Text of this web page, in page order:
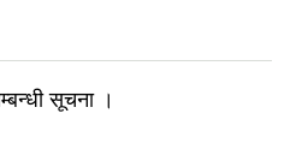
सूचना ।